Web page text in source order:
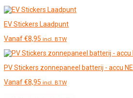
EV Stickers Laadpunt
Vanaf€8,95 incl. BTW
PV Stickers zonnepaneel batterij - accu
Vanaf€8,95 incl. BTW